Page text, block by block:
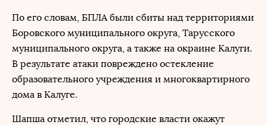
По его словам, БПЛА были сбиты над территориями
Боровского муниципального округа, Тарусского
муниципального округа, а также на окраине Калуги.
В результате атаки повреждено остекление
образовательного учреждения и многоквартирного
дома в Калуге.
Шапша отметил, что городские власти окажут